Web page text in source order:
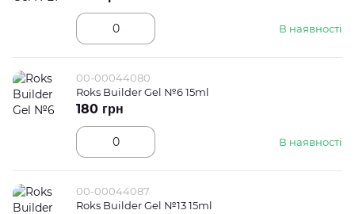
В наявності
00-00044080
Roks Builder Gel №6 15ml
В наявності
180 грн
00-00044087
Roks Builder Gel №13 15ml